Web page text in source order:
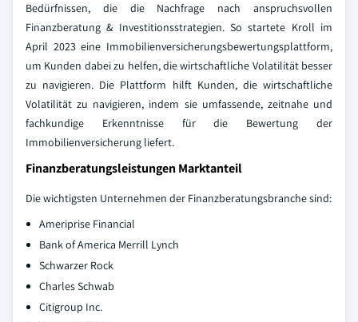
Bedürfnissen, die die Nachfrage nach anspruchsvollen
Finanzberatung & Investitionsstrategien. So startete Kroll im
April 2023 eine Immobilienversicherungsbewertungsplattform,
um Kunden dabei zu helfen, die wirtschaftliche Volatilität besser
zu navigieren. Die Plattform hilft Kunden, die wirtschaftliche
Volatilität zu navigieren, indem sie umfassende, zeitnahe und
fachkundige Erkenntnisse für die Bewertung der
Immobilienversicherung liefert.
Finanzberatungsleistungen Marktanteil
Die wichtigsten Unternehmen der Finanzberatungsbranche sind:
Ameriprise Financial
Bank of America Merrill Lynch
Schwarzer Rock
Charles Schwab
Citigroup Inc.